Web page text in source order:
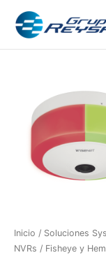
contenido
Inicio / Soluciones
NVRs / Fisheye y
9010